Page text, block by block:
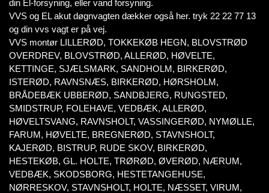
din El-forsyning, eller vand forsyning.
VVS og EL akut døgnvagten dækker også her. tryk 22 22 77 13
og din vvs vagt er på vej.
VVS montør LILLERØD, TOKKEKØB HEGN, BLOVSTRØD
OVERDREV, BLOVSTRØD, ALLERØD, HØVELTE,
KETTINGE, SJÆLSMARK, SANDHOLM, BIRKERØD,
ISTERØD, RAVNSNÆS, BIRKERØD, HØRSHOLM,
BRÅDEBÆK UBBERØD, SANDBJERG, RUNGSTED,
SMIDSTRUP, FOLEHAVE, VEDBÆK, ALLERØD,
HØVELTSVANG, RAVNSHOLT, VASSINGERØD, NYMØLLE,
FARUM, HØVELTE, BREGNERØD, STAVNSHOLT,
KAJERØD, BISTRUP, RUDE SKOV, BIRKERØD,
HESTEKØB, GL. HOLTE, TRØRØD, ØVERØD, NÆRUM,
VEDBÆK, SKODSBORG, HESTETANGEHUSE,
NØRRESKOV, STAVNSHOLT, HOLTE, NÆSSET, VIRUM,